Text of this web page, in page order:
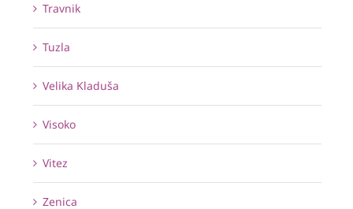
Travnik
Tuzla
Velika Kladuša
Visoko
Vitez
Zenica